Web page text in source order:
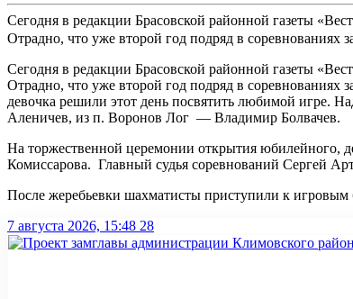
Сегодня в редакции Брасовской районной газеты
Отрадно, что уже второй год подряд в соревнованиях
Сегодня в редакции Брасовской районной газеты
Отрадно, что уже второй год подряд в
девочка решили этот день посвятить любимой игре.
Аленичев, из п. Воронов Лог — Владимир Болвачев.
На торжественной церемонии открытия юбилейного,
Комиссарова. Главный судья соревнований Сергей
После жеребьевки шахматисты приступили к
7 августа 2026, 15:48 28